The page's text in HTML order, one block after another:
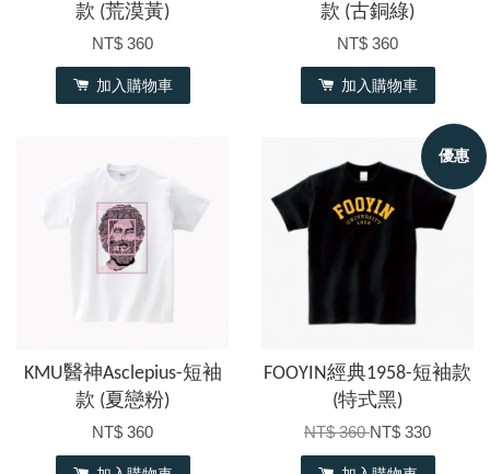
款 (荒漠黃)
NT$ 360
加入購物車
款 (古銅綠)
NT$ 360
加入購物車
KMU醫神Asclepius-短袖
款 (夏戀粉)
NT$ 360
優惠
FOOYIN經典1958-短袖款
(特式黑)
NT$ 360NT$ 330